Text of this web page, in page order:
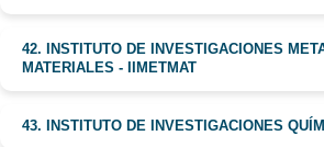
42. INSTITUTO DE INVESTIGACIONES
MATERIALES - IIMETMAT
43. INSTITUTO DE INVESTIGACIONES